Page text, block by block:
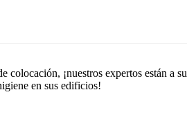
colocación, ¡nuestros expertos están a su
en sus edificios!